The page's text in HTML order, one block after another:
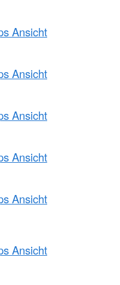
Ansicht
Ansicht
Ansicht
Ansicht
Ansicht
Ansicht